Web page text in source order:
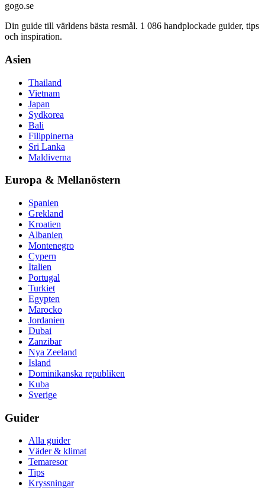
gogo.se
Din guide till världens bästa resmål. 1 086 handplockade guider, tips
och inspiration.
Asien
Thailand
Vietnam
Japan
Sydkorea
Bali
Filippinerna
Sri Lanka
Maldiverna
Europa & Mellanöstern
Spanien
Grekland
Kroatien
Albanien
Montenegro
Cypern
Italien
Portugal
Turkiet
Egypten
Marocko
Jordanien
Dubai
Zanzibar
Nya Zeeland
Island
Dominikanska republiken
Kuba
Sverige
Guider
Alla guider
Väder & klimat
Temaresor
Tips
Kryssningar